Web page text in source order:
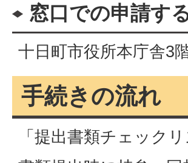
窓口での申請す
十日町市役所本庁舎3
手続きの流れ
「提出書類チェック